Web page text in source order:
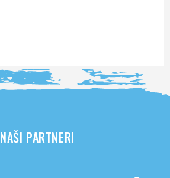
NAŠI PARTNERI